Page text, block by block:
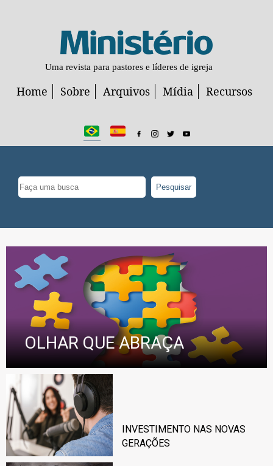
Uma revista para pastores e líderes de igreja
Home Sobre Arquivos Mídia Recursos
Pesquisar
OLHAR QUE ABRAÇA
INVESTIMENTO NAS NOVAS
GERAÇÕES